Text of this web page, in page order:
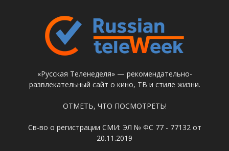
«Русская Теленеделя» — рекомендательно-
развлекательный сайт о кино, ТВ и стиле жизни.
ОТМЕТЬ, ЧТО ПОСМОТРЕТЬ!
Св-во о регистрации СМИ: ЭЛ № ФС 77 - 77132 от
20.11.2019